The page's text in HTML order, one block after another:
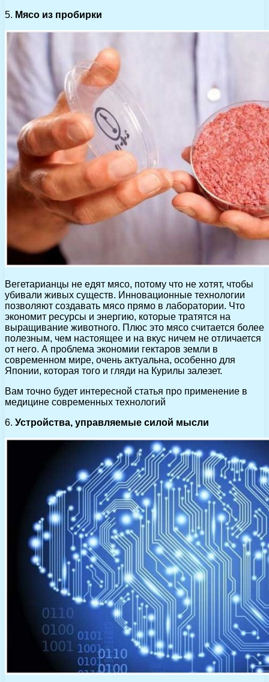
5. Мясо из пробирки
Вегетарианцы не едят мясо, потому что не хотят, чтобы
убивали живых существ. Инновационные технологии
позволяют создавать мясо прямо в лаборатории. Что
экономит ресурсы и энергию, которые тратятся на
выращивание животного. Плюс это мясо считается более
полезным, чем настоящее и на вкус ничем не отличается
от него. А проблема экономии гектаров земли в
современном мире, очень актуальна, особенно для
Японии, которая того и гляди на Курилы залезет.
Вам точно будет интересной статья про применение в
медицине современных технологий
6. Устройства, управляемые силой мысли